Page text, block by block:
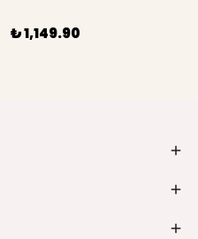
₺ 1,149.90